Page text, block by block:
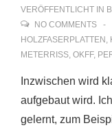
VERÖFFENTLICHT IN
NO COMMENTS
HOLZFASERPLATTEN ,
METERRISS, OKFF,
Inzwischen wird
aufgebaut wird.
gelernt, zum